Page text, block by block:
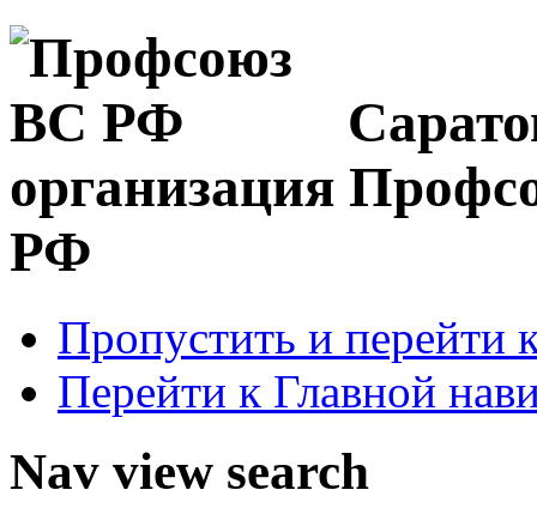
организация
РФ
Пропустить и перейти
Перейти к Главной
Nav view search